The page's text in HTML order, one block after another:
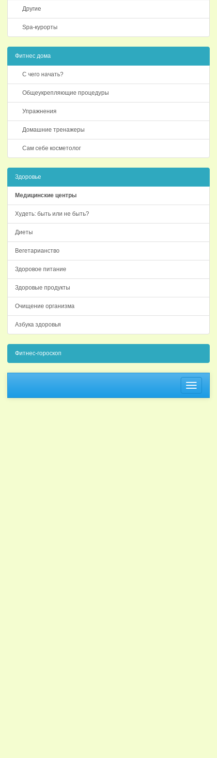
Другие
Spa-курорты
Фитнес дома
С чего начать?
Общеукрепляющие процедуры
Упражнения
Домашние тренажеры
Сам себе косметолог
Здоровье
Медицинские центры
Худеть: быть или не быть?
Диеты
Вегетарианство
Здоровое питание
Здоровые продукты
Очищение организма
Азбука здоровья
Фитнес-гороскоп